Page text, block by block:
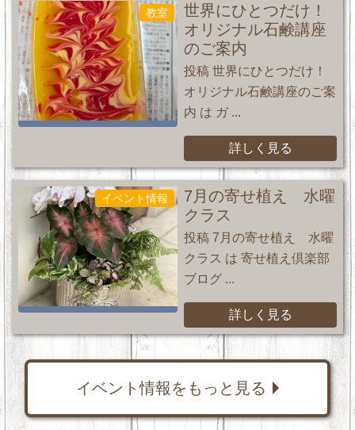
教室
世界にひとつだけ！
オリジナル石鹸講座
のご案内
投稿 世界にひとつだけ！
オリジナル石鹸講座のご案
内 は ガ ...
詳しく見る
イベント情報
7月の寄せ植え 水曜
クラス
投稿 7月の寄せ植え 水曜
クラス は 寄せ植え倶楽部
ブログ ...
詳しく見る
イベント情報をもっと見る